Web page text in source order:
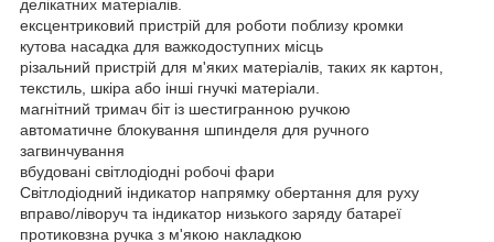
делікатних матеріалів.
ексцентриковий пристрій для роботи поблизу кромки
кутова насадка для важкодоступних місць
різальний пристрій для м'яких матеріалів, таких як картон,
текстиль, шкіра або інші гнучкі матеріали.
магнітний тримач біт із шестигранною ручкою
автоматичне блокування шпинделя для ручного
загвинчування
вбудовані світлодіодні робочі фари
Світлодіодний індикатор напрямку обертання для руху
вправо/ліворуч та індикатор низького заряду батареї
протиковзна ручка з м'якою накладкою